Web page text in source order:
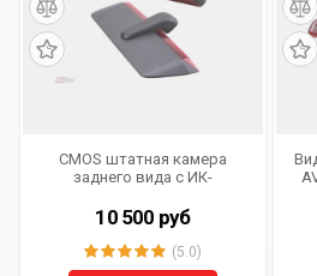
CMOS штатная камера
заднего вида с ИК-
(#193) для автомобилей
VOLKSWAGEN
10 500 руб
(5.0)